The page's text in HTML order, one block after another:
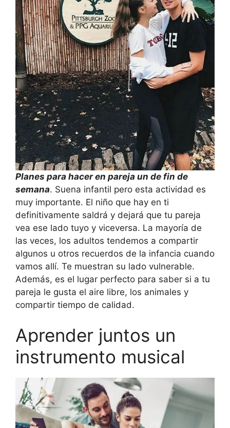
Planes para hacer en pareja un de fin de
semana. Suena infantil pero esta actividad es
muy importante. El niño que hay en ti
definitivamente saldrá y dejará que tu pareja
vea ese lado tuyo y viceversa. La mayoría de
las veces, los adultos tendemos a compartir
algunos u otros recuerdos de la infancia cuando
vamos allí. Te muestran su lado vulnerable.
Además, es el lugar perfecto para saber si a tu
pareja le gusta el aire libre, los animales y
compartir tiempo de calidad.
Aprender juntos un
instrumento musical